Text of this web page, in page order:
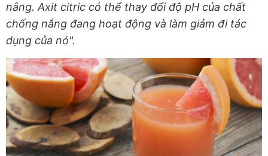
nắng. Axit citric có thể thay đổi độ pH của chất
chống nắng đang hoạt động và làm giảm đi tác
dụng của nó".